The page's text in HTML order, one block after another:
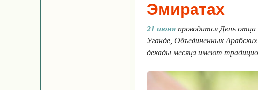
Эмиратах
21 июня проводится День отца
Уганде, Объединенных
декады месяца имеют